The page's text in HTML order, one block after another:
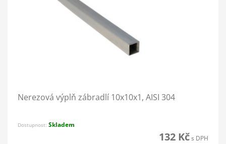
Nerezová výplň zábradlí 10x10x1, AISI 304
Dostupnost: Skladem
132 Kčs DPH